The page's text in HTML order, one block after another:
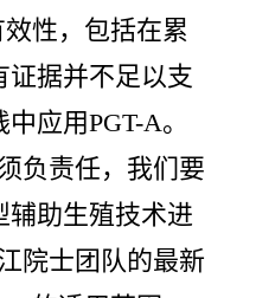
性，包括在累
证据并不足以支
应用PGT-A。
负责任，我们要
辅助生殖技术进
院士团队的最新